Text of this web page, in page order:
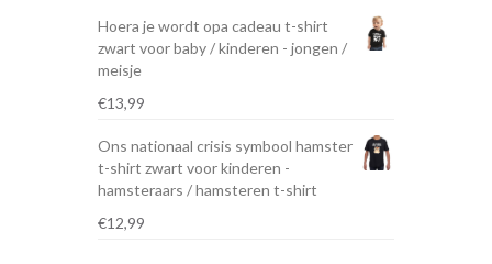
Hoera je wordt opa cadeau t-shirt
zwart voor baby / kinderen - jongen /
meisje
€13,99
Ons nationaal crisis symbool hamster
t-shirt zwart voor kinderen -
hamsteraars / hamsteren t-shirt
€12,99